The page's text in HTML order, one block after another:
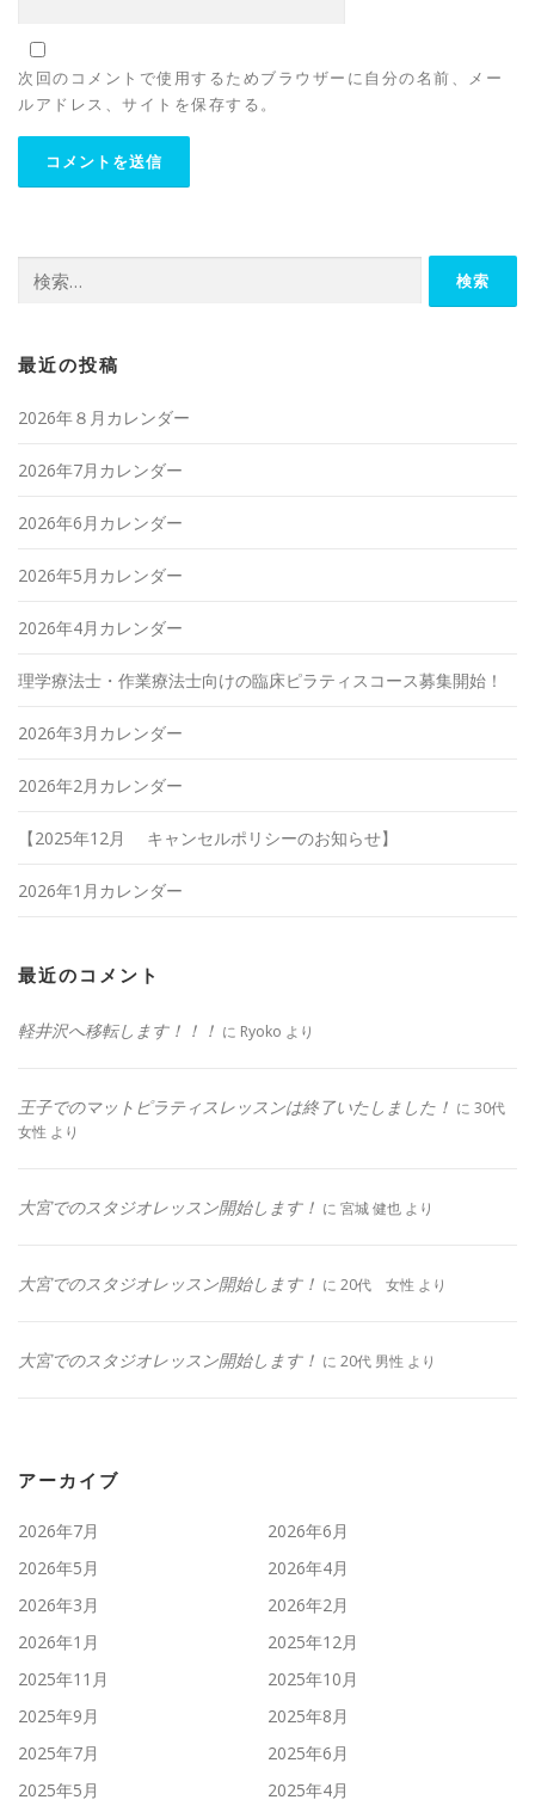
次回のコメントで使用するためブラウザーに自分の名前、メー
ルアドレス、サイトを保存する。
索:
最近の投稿
2026年８月カレンダー
2026年7月カレンダー
2026年6月カレンダー
2026年5月カレンダー
2026年4月カレンダー
理学療法士・作業療法士向けの臨床ピラティスコース募集開始！
2026年3月カレンダー
2026年2月カレンダー
【2025年12月 キャンセルポリシーのお知らせ】
2026年1月カレンダー
最近のコメント
軽井沢へ移転します！！！ に Ryoko より
王子でのマットピラティスレッスンは終了いたしました！ に 30代
女性 より
大宮でのスタジオレッスン開始します！ に 宮城 健也 より
大宮でのスタジオレッスン開始します！ に 20代 女性 より
大宮でのスタジオレッスン開始します！ に 20代 男性 より
アーカイブ
2026年7月
2026年6月
2026年5月
2026年4月
2026年3月
2026年2月
2026年1月
2025年12月
2025年11月
2025年10月
2025年9月
2025年8月
2025年7月
2025年6月
2025年5月
2025年4月